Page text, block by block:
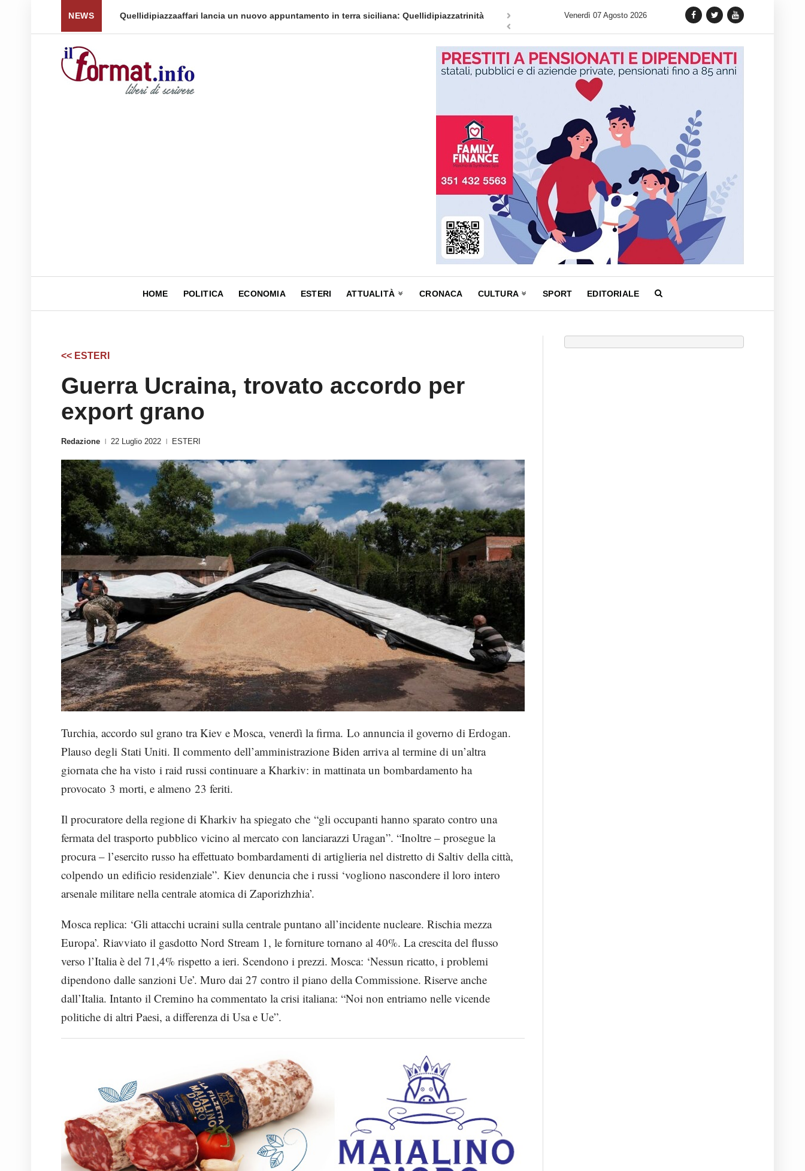
NEWS
per tornare a ... Quellidipiazzaaffari lancia un nuovo appuntamento in terra siciliana: Quellidipiazzatrinità Tag Heuer lancia una variante Limited Edition del Carrera Chronograph in
Venerdì 07 Agosto 2026
HOME POLITICA ECONOMIA ESTERI ATTUALITÀ CRONACA CULTURA SPORT EDITORIALE
<< ESTERI
Guerra Ucraina, trovato accordo per
export grano
Redazione 22 Luglio 2022 ESTERI
Turchia, accordo sul grano tra Kiev e Mosca, venerdì la firma. Lo annuncia il governo di Erdogan.
Plauso degli Stati Uniti. Il commento dell’amministrazione Biden arriva al termine di un’altra
giornata che ha visto i raid russi continuare a Kharkiv: in mattinata un bombardamento ha
provocato 3 morti, e almeno 23 feriti.
Il procuratore della regione di Kharkiv ha spiegato che “gli occupanti hanno sparato contro una
fermata del trasporto pubblico vicino al mercato con lanciarazzi Uragan”. “Inoltre – prosegue la
procura – l’esercito russo ha effettuato bombardamenti di artiglieria nel distretto di Saltiv della città,
colpendo un edificio residenziale”. Kiev denuncia che i russi ‘vogliono nascondere il loro intero
arsenale militare nella centrale atomica di Zaporizhzhia’.
Mosca replica: ‘Gli attacchi ucraini sulla centrale puntano all’incidente nucleare. Rischia mezza
Europa’. Riavviato il gasdotto Nord Stream 1, le forniture tornano al 40%. La crescita del flusso
verso l’Italia è del 71,4% rispetto a ieri. Scendono i prezzi. Mosca: ‘Nessun ricatto, i problemi
dipendono dalle sanzioni Ue’. Muro dai 27 contro il piano della Commissione. Riserve anche
dall’Italia. Intanto il Cremino ha commentato la crisi italiana: “Noi non entriamo nelle vicende
politiche di altri Paesi, a differenza di Usa e Ue”.